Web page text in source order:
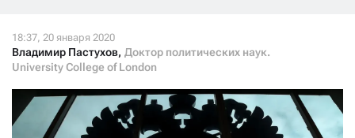
Владимир Пастухов, Доктор политических наук.
University College of London
Нажимая кнопку «Стать соучастником»,
я принимаю условия
СТАТЬ СОУЧАСТНИКОМ
ПОДЕЛИТЬСЯ С ДРУЗЬЯМИ
Если у вас есть вопросы, пишите donate@novayagazeta.ruили
звоните: